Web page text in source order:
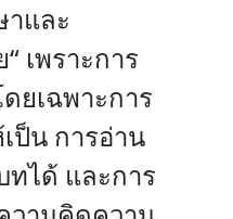
าและ
เพราะการ
ยเฉพาะการ
ป็น การอ่าน
ทได้ และการ